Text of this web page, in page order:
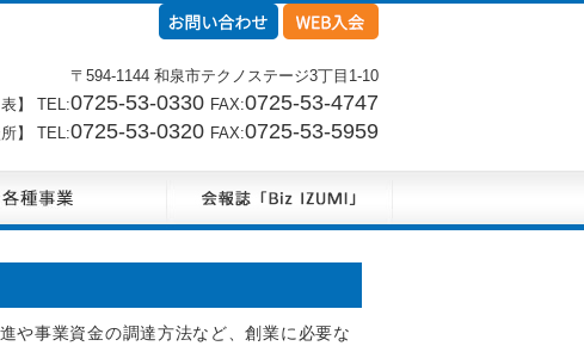
〒594-1144 和泉市テクノステージ3丁目1-10
】 TEL:0725-53-0330 FAX:0725-53-4747
所】 TEL:0725-53-0320 FAX:0725-53-5959
や事業資金の調達方法など、創業に必要な